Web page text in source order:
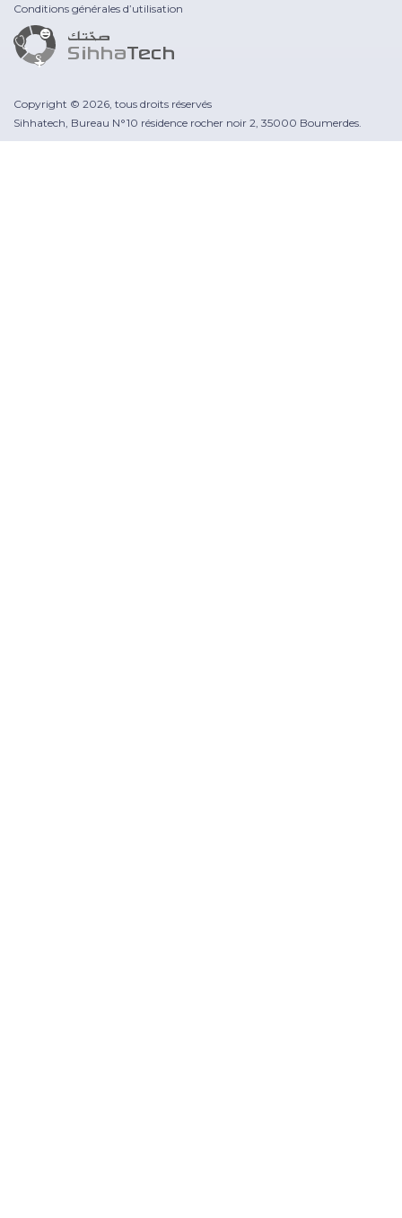
Conditions générales d’utilisation
Copyright © 2026, tous droits réservés
Sihhatech, Bureau N°10 résidence rocher noir 2, 35000 Boumerdes.